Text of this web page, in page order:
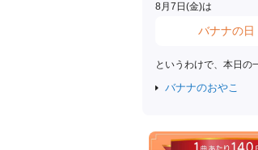
8月 7 日(金)は
バナナの日
というわけで、本日の
バナナのおやこ